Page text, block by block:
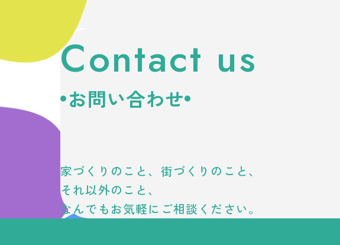
Contact us
お問い合わせ
家づくりのこと、街づくりのこと、
それ以外のこと、
なんでもお気軽にご相談ください。